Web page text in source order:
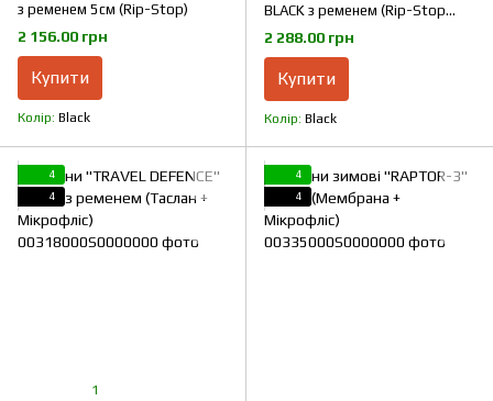
з ременем 5см (Rip-Stop)
2 156.00 грн
Купити
Колір Black
BLACK з ременем (Rip-Stop
Стрейч)
2 288.00 грн
Купити
Колір Black
4
4
1
4
4